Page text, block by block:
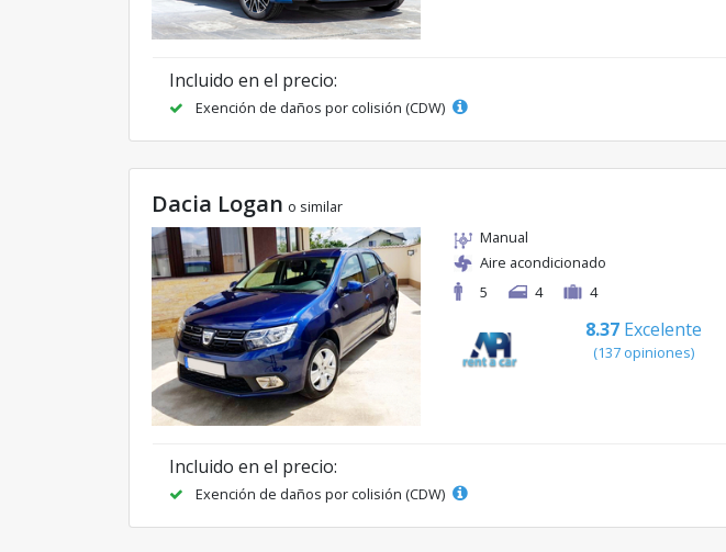
Incluido en el precio:
Exención de daños por colisión (CDW)
Dacia Logan o similar
Manual
Aire acondicionado
5
4 4
8.37 Excelente
(137 opiniones)
Incluido en el precio:
Exención de daños por colisión (CDW)